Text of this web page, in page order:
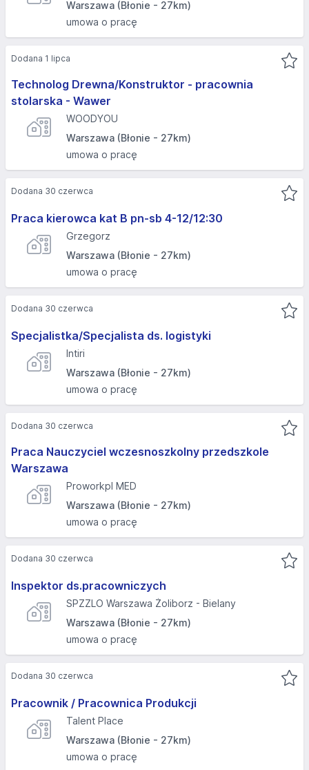
Warszawa (Błonie - 27km)
umowa o pracę
Technolog Drewna/Konstruktor - pracownia
stolarska - Wawer
WOODYOU
Warszawa (Błonie - 27km)
umowa o pracę
Dodana 1 lipca
Praca kierowca kat B pn-sb 4-12/12:30
Grzegorz
Warszawa (Błonie - 27km)
umowa o pracę
Dodana 30 czerwca
Specjalistka/Specjalista ds. logistyki
Intiri
Warszawa (Błonie - 27km)
umowa o pracę
Dodana 30 czerwca
Praca Nauczyciel wczesnoszkolny przedszkole
Warszawa
Proworkpl MED
Warszawa (Błonie - 27km)
umowa o pracę
Dodana 30 czerwca
Inspektor ds.pracowniczych
SPZZLO Warszawa Żoliborz - Bielany
Warszawa (Błonie - 27km)
umowa o pracę
Dodana 30 czerwca
Pracownik / Pracownica Produkcji
Talent Place
Warszawa (Błonie - 27km)
umowa o pracę
Dodana 30 czerwca